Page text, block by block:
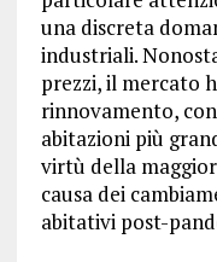
una discreta
industriali.
prezzi, il mercato
rinnovamento,
abitazioni più
virtù della
causa dei
abitativi post-